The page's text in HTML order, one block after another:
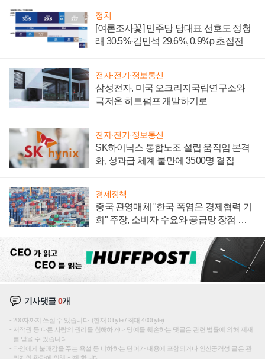
정치
[여론조사꽃] 민주당 당대표 선호도 정청
래 30.5%·김민석 29.6%, 0.9%p 초접전
전자·전기·정보통신
삼성전자, 미국 오크리지국립연구소와
극저온 히트펌프 개발하기로
전자·전기·정보통신
SK하이닉스 통합노조 설립 움직임 본격
화, 성과급 체계 불만에 3500명 결집
경제정책
중국 관영매체 "한국 폭염은 경제협력 기
회" 주장, 소비자 수요와 공급망 장점 강
기사댓글0개
200자까지 쓰실 수 있습니다. (현재 0 byte / 최대 400byte)
저작권 등 다른 사람의 권리를 침해하거나 명예를 훼손하는 댓글은 관련 법률에 의해 제재
를 받을 수 있습니다.
타인에게 불쾌감을 주는 욕설 등 비하하는 단어가 내용에 포함되거나 인신공격성 글은 관